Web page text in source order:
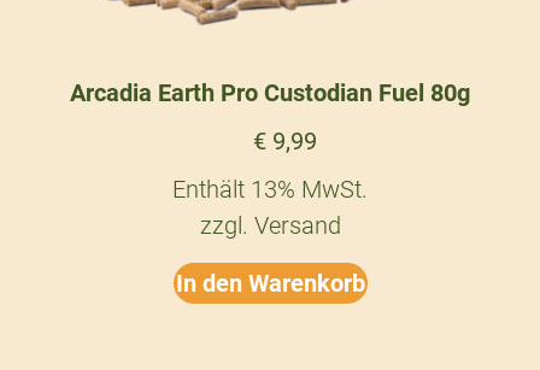
Arcadia Earth Pro Custodian Fuel 80g
€ 9,99
Enthält 13% MwSt.
zzgl. Versand
In den Warenkorb